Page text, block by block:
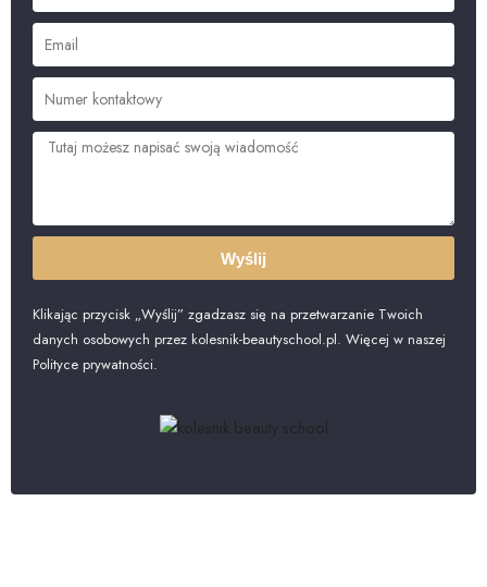
Wyślij
Klikając przycisk „Wyślij” zgadzasz się na przetwarzanie Twoich
danych osobowych przez kolesnik-beautyschool.pl. Więcej w naszej
Polityce prywatności.